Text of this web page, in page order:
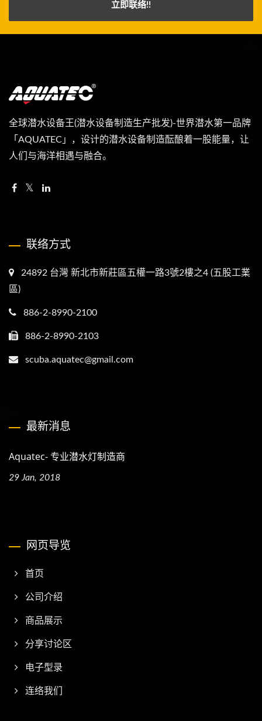
立即联络!!
全球潜水设备王(潜水设备制造生产批发)-世界潜水第一品牌
「AQUATEC」，设计的潜水设备制造酝酿着一股能量，让
人们与海洋相遇与融合。
联络方式
24892 台灣 新北市新莊區五權一路3號2樓之4 (五股工業
區)
886-2-8990-2100
886-2-8990-2103
scuba.aquatec@gmail.com
最新消息
Aquatec- 专业潜水灯制造商
29 Jan, 2018
网页导览
首页
公司介绍
商品展示
分享讨论区
电子型录
连络我们